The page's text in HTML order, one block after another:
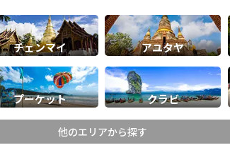
チェンマイ アユタヤ
プーケット クラビ
他のエリアから探す